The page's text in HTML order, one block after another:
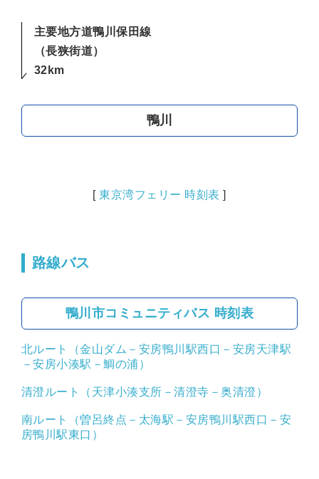
主要地方道鴨川保田線
（長狭街道）
32km
鴨川
[東京湾フェリー 時刻表 ]
路線バス
鴨川市コミュニティバス 時刻表
北ルート（金山ダム－安房鴨川駅西口－安房天津駅
－安房小湊駅－鯛の浦）
清澄ルート（天津小湊支所－清澄寺－奥清澄）
南ルート（曽呂終点－太海駅－安房鴨川駅西口－安
房鴨川駅東口）